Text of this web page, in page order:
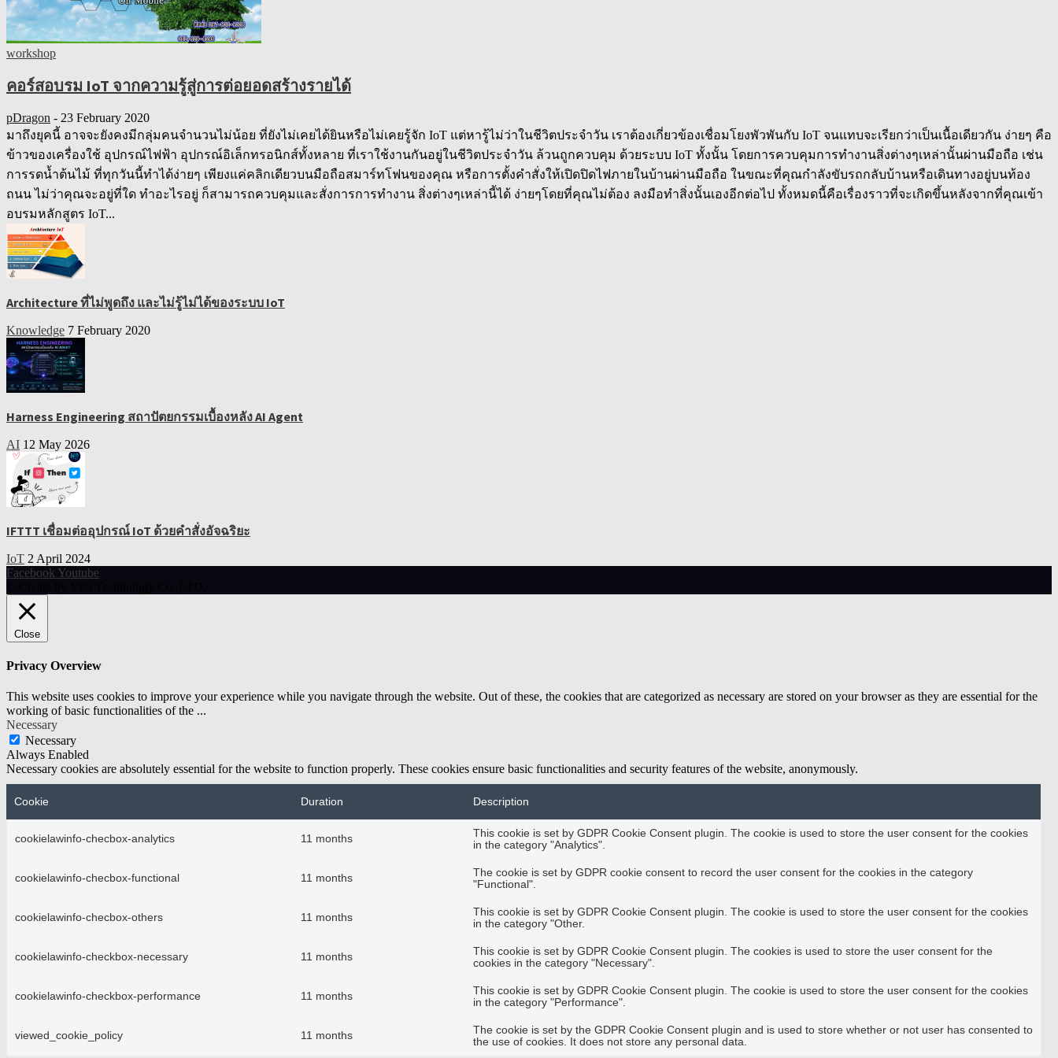
workshop
คอร์สอบรม IoT จากความรู้สู่การต่อยอดสร้างรายได้
pDragon - 23 February 2020
มาถึงยุคนี้ อาจจะยังคงมีกลุ่มคนจำนวนไม่น้อย ที่ยังไม่เคยได้ยินหรือไม่เคยรู้จัก IoT แต่หารู้ไม่ว่าในชีวิตประจำวัน เราต้องเกี่ยวข้องเชื่อมโยงพัวพันกับ IoT จนแทบจะเรียกว่าเป็นเนื้อเดียวกัน ง่ายๆ คือ
ข้าวของเครื่องใช้ อุปกรณ์ไฟฟ้า อุปกรณ์อิเล็กทรอนิกส์ทั้งหลาย ที่เราใช้งานกันอยู่ในชีวิตประจำวัน ล้วนถูกควบคุม ด้วยระบบ IoT ทั้งนั้น โดยการควบคุมการทำงานสิ่งต่างๆเหล่านั้นผ่านมือถือ เช่น
การรดน้ำต้นไม้ ที่ทุกวันนี้ทำได้ง่ายๆ เพียงแค่คลิกเดียวบนมือถือสมาร์ทโฟนของคุณ หรือการตั้งคำสั่งให้เปิดปิดไฟภายในบ้านผ่านมือถือ ในขณะที่คุณกำลังขับรถกลับบ้านหรือเดินทางอยู่บนท้อง
ถนน ไม่ว่าคุณจะอยู่ที่ใด ทำอะไรอยู่ ก็สามารถควบคุมและสั่งการการทำงาน สิ่งต่างๆเหล่านี้ได้ ง่ายๆโดยที่คุณไม่ต้อง ลงมือทำสิ่งนั้นเองอีกต่อไป ทั้งหมดนี้คือเรื่องราวที่จะเกิดขึ้นหลังจากที่คุณเข้า
อบรมหลักสูตร IoT...
Architecture ที่ไม่พูดถึง และไม่รู้ไม่ได้ของระบบ IoT
Knowledge 7 February 2020
Harness Engineering สถาปัตยกรรมเบื้องหลัง AI Agent
AI 12 May 2026
IFTTT เชื่อมต่ออุปกรณ์ IoT ด้วยคำสั่งอัจฉริยะ
IoT 2 April 2024
Facebook Youtube
Close
Privacy Overview
This website uses cookies to improve your experience while you navigate through the website. Out of these, the cookies that are categorized as necessary are stored on your browser as they are essential for the
working of basic functionalities of the ...
Necessary
Necessary
Always Enabled
Necessary cookies are absolutely essential for the website to function properly. These cookies ensure basic functionalities and security features of the website, anonymously.
Cookie Duration Description
cookielawinfo-checbox-analytics 11 months
This cookie is set by GDPR Cookie Consent plugin. The cookie is used to store the user consent for the cookies
in the category "Analytics".
cookielawinfo-checbox-functional 11 months
The cookie is set by GDPR cookie consent to record the user consent for the cookies in the category
"Functional".
cookielawinfo-checbox-others 11 months
This cookie is set by GDPR Cookie Consent plugin. The cookie is used to store the user consent for the cookies
in the category "Other.
cookielawinfo-checkbox-necessary 11 months
This cookie is set by GDPR Cookie Consent plugin. The cookies is used to store the user consent for the
cookies in the category "Necessary".
cookielawinfo-checkbox-performance 11 months
This cookie is set by GDPR Cookie Consent plugin. The cookie is used to store the user consent for the cookies
in the category "Performance".
viewed_cookie_policy 11 months
The cookie is set by the GDPR Cookie Consent plugin and is used to store whether or not user has consented to
the use of cookies. It does not store any personal data.